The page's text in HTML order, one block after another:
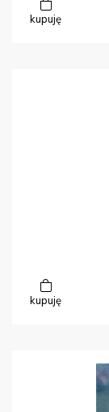
kupuję
kupuję